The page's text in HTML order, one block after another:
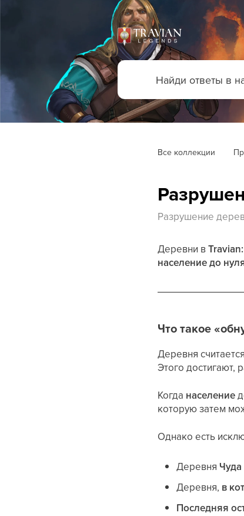
Все коллекции
Разрушение
Деревни в
население до
Что такое
Деревня
Этого достигают,
Когда население
которую затем
Однако есть
ДеревняЧуда
Деревня, в
Последняя